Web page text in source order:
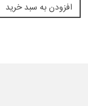
افزودن به سبد خرید